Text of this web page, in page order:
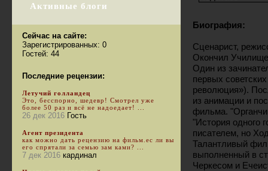
Биография:
Сценарист,
Окончил
Один из
первых
революция»).
из анимации и
фильма.
"История одного
писателем, но
Талантливый
выполненный в
Черкесом и
Активные блоги
Сейчас на сайте:
Зарегистрированных: 0
Гостей: 44
Последние рецензии:
Летучий голландец
Это, бесспорно, шедевр! Смотрел уже
более 50 раз и всё не надоедает! ...
26 дек 2016 Гость
Агент президента
как можно дать рецензию на фильм.ес ли вы
его спрятали за семью зам ками? ...
7 дек 2016 кардинал